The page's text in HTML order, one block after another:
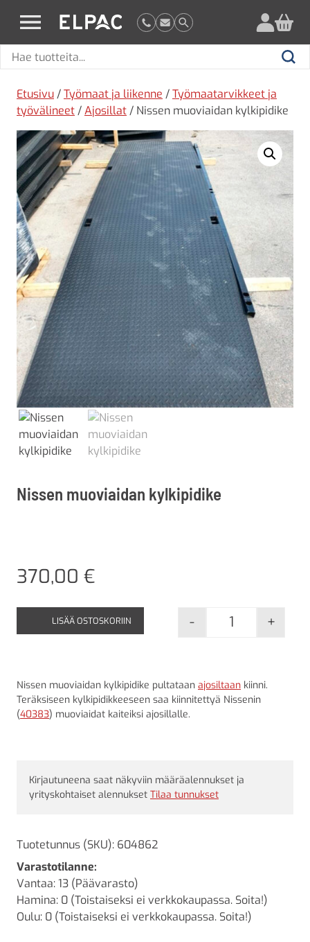
elpac.fi
Hae
Hae
Etusivu /Työmaat ja liikenne /Työmaatarvikkeet ja
työvälineet /Ajosillat / Nissen muoviaidan kylkipidike
Nissen muoviaidan kylkipidike
370,00 €
Nissen
- +
LISÄÄ OSTOSKORIIN
Nissen muoviaidan kylkipidike pultataan ajosiltaan kiinni.
Teräksiseen kylkipidikkeeseen saa kiinnitettyä Nissenin
(40383) muoviaidat kaiteiksi ajosillalle.
Kirjautuneena saat näkyviin määräalennukset ja
yrityskohtaiset alennukset Tilaa tunnukset
Tuotetunnus (SKU): 604862
Varastotilanne:
Vantaa: 13 (Päävarasto)
Hamina: 0 (Toistaiseksi ei verkkokaupassa. Soita!)
Oulu: 0 (Toistaiseksi ei verkkokaupassa. Soita!)